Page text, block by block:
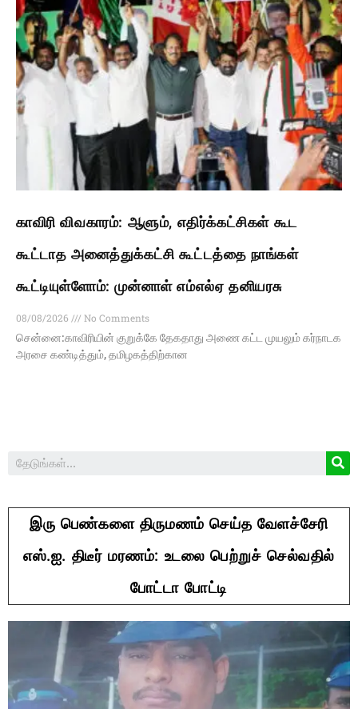
காவிரி விவகாரம்: ஆளும், எதிர்க்கட்சிகள் கூட
கூட்டாத அனைத்துக்கட்சி கூட்டத்தை நாங்கள்
கூட்டியுள்ளோம்: முன்னாள் எம்எல்ஏ தனியரசு
08/08/2026
No Comments
சென்னை:காவிரியின் குறுக்கே தேகதாது அணை கட்ட முயலும் கர்நாடக
அரசை கண்டித்தும், தமிழகத்திற்கான
இரு பெண்களை திருமணம் செய்த வேளச்சேரி
எஸ்.ஐ. திடீர் மரணம்: உடலை பெற்றுச் செல்வதில்
போட்டா போட்டி